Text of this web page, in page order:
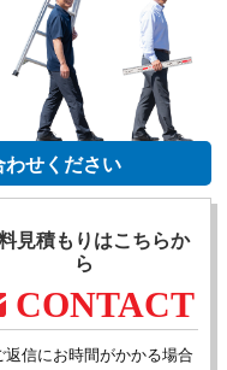
わせください
見積もりはこちらか
ら
CONTACT
信にお時間がかかる場合